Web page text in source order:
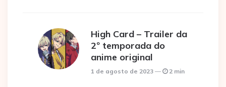
High Card – Trailer da
2º temporada do
anime original
1 de agosto de 2023 2 min